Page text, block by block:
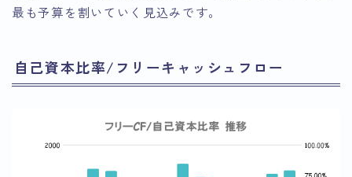
最も予算を割いていく見込みです。
自己資本比率/フリーキャッシュフロー